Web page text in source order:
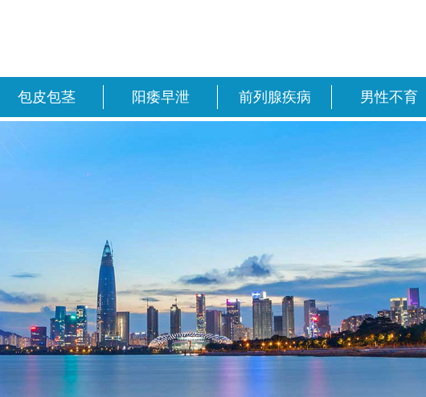
包皮包茎 阳痿早泄 前列腺疾病 男性不育